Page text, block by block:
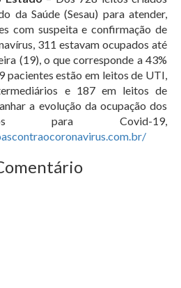
da Saúde (Sesau) para atender,
com suspeita e confirmação de
311 estavam ocupados até
(19), o que corresponde a 43%
pacientes estão em leitos de UTI,
e 187 em leitos de
a evolução da ocupação dos
para Covid-19,